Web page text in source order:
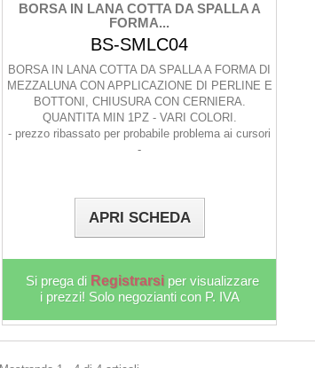
BORSA IN LANA COTTA DA SPALLA A
FORMA...
BS-SMLC04
BORSA IN LANA COTTA DA SPALLA A FORMA DI
MEZZALUNA CON APPLICAZIONE DI PERLINE E
BOTTONI, CHIUSURA CON CERNIERA.
QUANTITA MIN 1PZ - VARI COLORI.
- prezzo ribassato per probabile problema ai cursori
-
APRI SCHEDA
Si prega di Registrarsi per visualizzare
i prezzi! Solo negozianti con P. IVA